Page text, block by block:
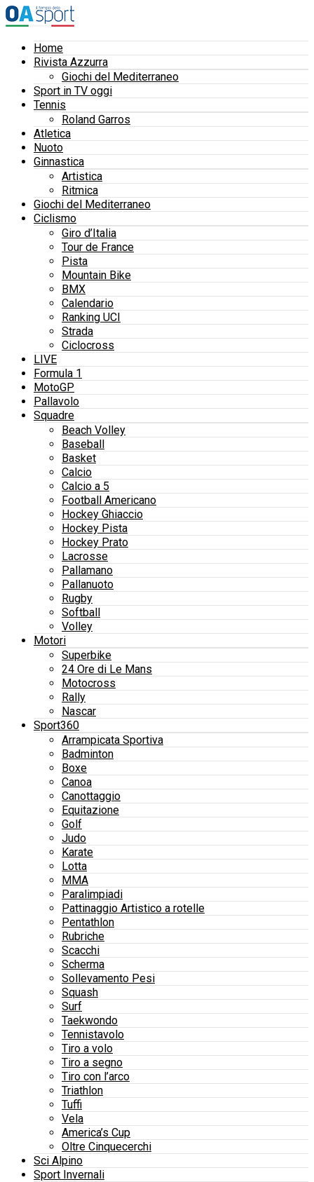
Home
Rivista Azzurra
Giochi del Mediterraneo
Sport in TV oggi
Tennis
Roland Garros
Atletica
Nuoto
Ginnastica
Artistica
Ritmica
Giochi del Mediterraneo
Ciclismo
Giro d’Italia
Tour de France
Pista
Mountain Bike
BMX
Calendario
Ranking UCI
Strada
Ciclocross
LIVE
Formula 1
MotoGP
Pallavolo
Squadre
Beach Volley
Baseball
Basket
Calcio
Calcio a 5
Football Americano
Hockey Ghiaccio
Hockey Pista
Hockey Prato
Lacrosse
Pallamano
Pallanuoto
Rugby
Softball
Volley
Motori
Superbike
24 Ore di Le Mans
Motocross
Rally
Nascar
Sport360
Arrampicata Sportiva
Badminton
Boxe
Canoa
Canottaggio
Equitazione
Golf
Judo
Karate
Lotta
MMA
Paralimpiadi
Pattinaggio Artistico a rotelle
Pentathlon
Rubriche
Scacchi
Scherma
Sollevamento Pesi
Squash
Surf
Taekwondo
Tennistavolo
Tiro a volo
Tiro a segno
Tiro con l’arco
Triathlon
Tuffi
Vela
America’s Cup
Oltre Cinquecerchi
Sci Alpino
Sport Invernali